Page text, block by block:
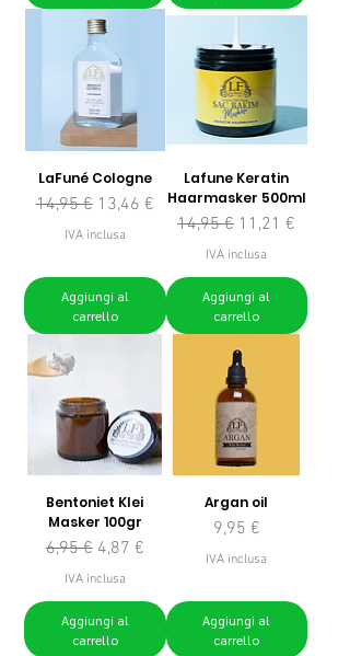
LaFuné Cologne
Prezzo regolare
14,95 € Prezzo scontato
13,46 €
IVA inclusa
Aggiungi al
carrello
Lafune Keratin
Haarmasker 500ml
Prezzo regolare
14,95 € Prezzo scontato
11,21 €
IVA inclusa
Aggiungi al
carrello
Bentoniet Klei
Masker 100gr
Prezzo regolare
6,95 € Prezzo scontato
4,87 €
IVA inclusa
Aggiungi al
carrello
Argan oil
Prezzo
9,95 €
IVA inclusa
Aggiungi al
carrello